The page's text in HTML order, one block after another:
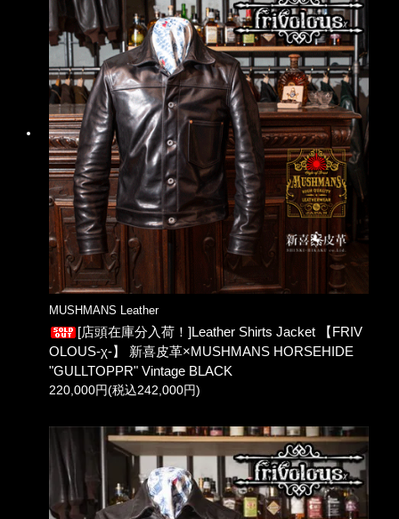
MUSHMANS Leather
[店頭在庫分入荷！]Leather Shirts Jacket 【FRIV
OLOUS-χ-】 新喜皮革×MUSHMANS HORSEHIDE
"GULLTOPPR" Vintage BLACK
220,000円(税込242,000円)